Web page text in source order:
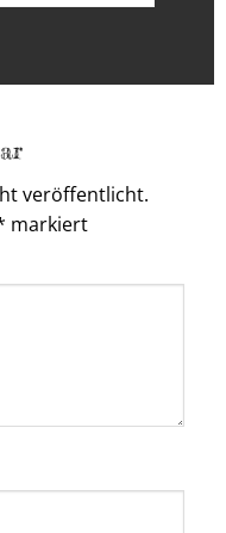
veröffentlicht.
markiert